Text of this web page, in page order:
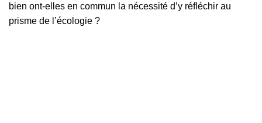
bien ont-elles en commun la nécessité d’y réfléchir au
prisme de l’écologie ?